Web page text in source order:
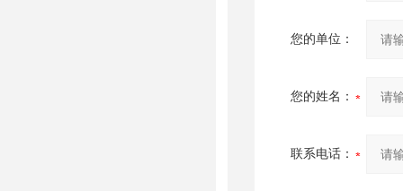
您的单位：
您的姓名：
联系电话：